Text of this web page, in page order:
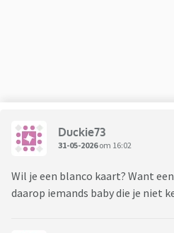
Duckie73
31-05-2026om 16:02
Wil je een blanco kaart? Want
daarop iemands baby die je niet